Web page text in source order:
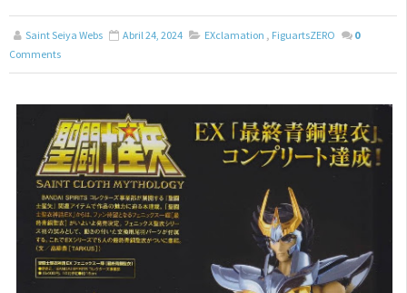
Saint Seiya Webs Abril 24, 2024 EXclamation , FiguartsZERO
0
Comments